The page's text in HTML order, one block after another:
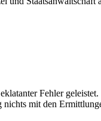
Fehler
mit den